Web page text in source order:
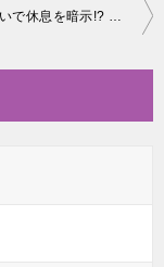
布団は夢占いで休息を暗示!? 布団を敷く・異性と寝るなど６例